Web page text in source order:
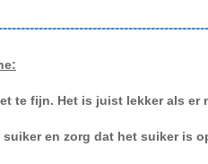
te fijn. Het is juist lekker als er
suiker en zorg dat het suiker is